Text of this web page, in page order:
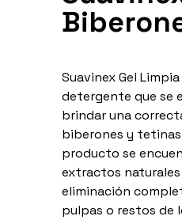
Suavinex Gel
detergente que se
brindar una
biberones y
producto se
extractos
eliminación
pulpas o restos de